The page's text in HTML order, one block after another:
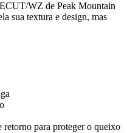
WZ de Peak Mountain
sua textura e design, mas
retorno para proteger o queixo